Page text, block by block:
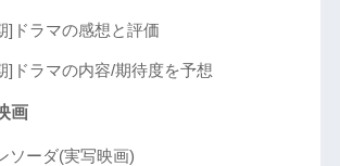
]ドラマの感想と評価
]ドラマの内容/期待度を予想
画
ソーダ(実写映画)